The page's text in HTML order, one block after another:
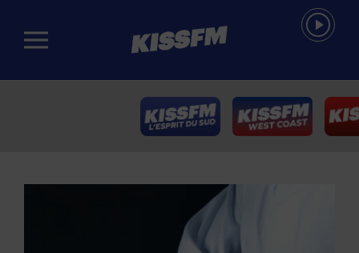
Passer au contenu principal